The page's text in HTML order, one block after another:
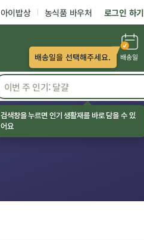
아이밥상 농식품 바우처 로그인 하기
배송일
배송일을 선택해주세요.
검색창을 누르면 인기 생활재를 바로 담을 수 있
어요